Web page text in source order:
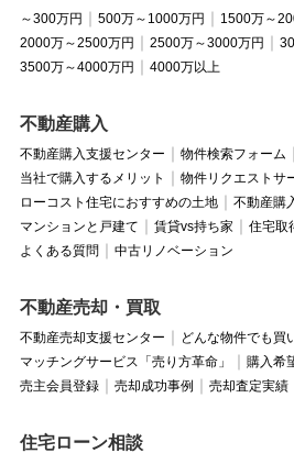
～300万円 500万～1000万円
1500万～
2000万～2500万円
2500万～3000万円
3500万～4000万円
4000万以上
不動産購入
不動産購入支援センター 物件検索フォーム
当社で購入するメリット
物件リクエストサ
ローコスト住宅におすすめの土地
不動産購
マンションと戸建て
賃貸vs持ち家
住宅取
よくある質問
中古リノベーション
不動産売却・買取
不動産売却支援センター
どんな物件でも買
マッチングサービス「売り方革命」
購入希
売主会員登録
売却成功事例 売却査定実績
住宅ローン相談